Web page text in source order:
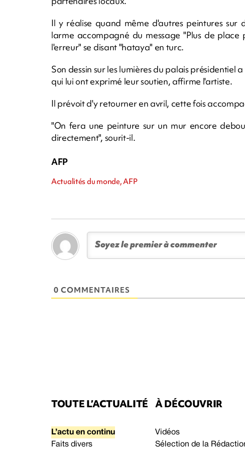
Il y réalise quand même d'autres peintures sur
larme accompagné du message "Plus de
l'erreur" se disant "hataya" en turc.
Son dessin sur les lumières du palais
qui lui ont exprimé leur soutien, affirme l'artiste.
Il prévoit d'y retourner en avril, cette fois
"On fera une peinture sur un mur encore
directement", sourit-il.
AFP
Actualités du monde, AFP
0 COMMENTAIRES
TOUTE L’ACTUALITÉ
L’actu en continu
Faits divers
À DÉCOUVRIR
Vidéos
Sélection de la